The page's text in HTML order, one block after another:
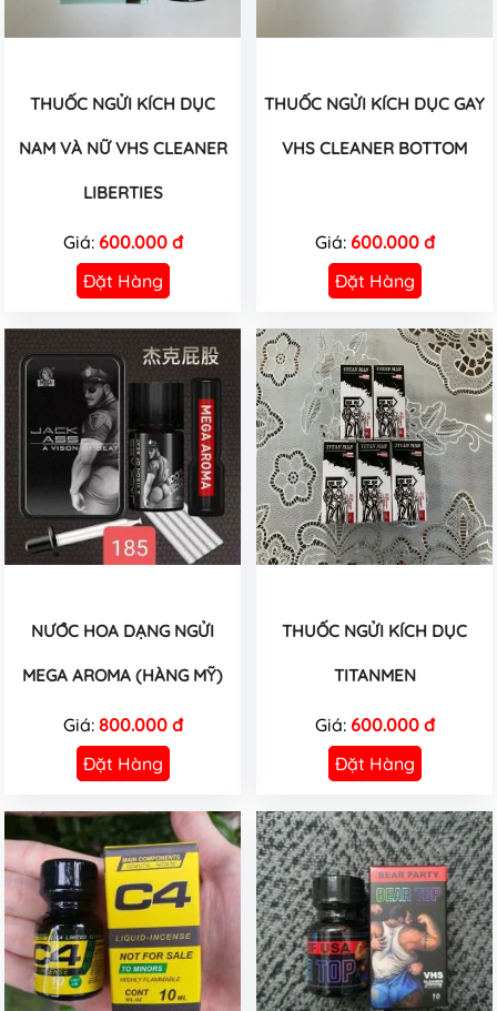
THUỐC NGỬI KÍCH DỤC
NAM VÀ NỮ VHS CLEANER
LIBERTIES
Giá: 600.000 đ
Đặt Hàng
THUỐC NGỬI KÍCH DỤC GAY
VHS CLEANER BOTTOM
Giá: 600.000 đ
Đặt Hàng
NƯỚC HOA DẠNG NGỬI
MEGA AROMA (HÀNG MỸ)
Giá: 800.000 đ
Đặt Hàng
THUỐC NGỬI KÍCH DỤC
TITANMEN
Giá: 600.000 đ
Đặt Hàng